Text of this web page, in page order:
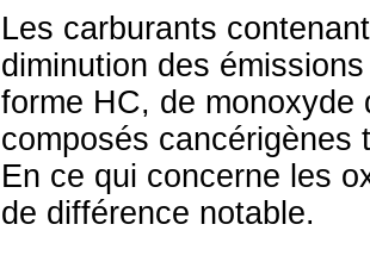
Les carburants
diminution des
forme HC, de monoxyde
composés cancérigènes
En ce qui concerne les
de différence notable.